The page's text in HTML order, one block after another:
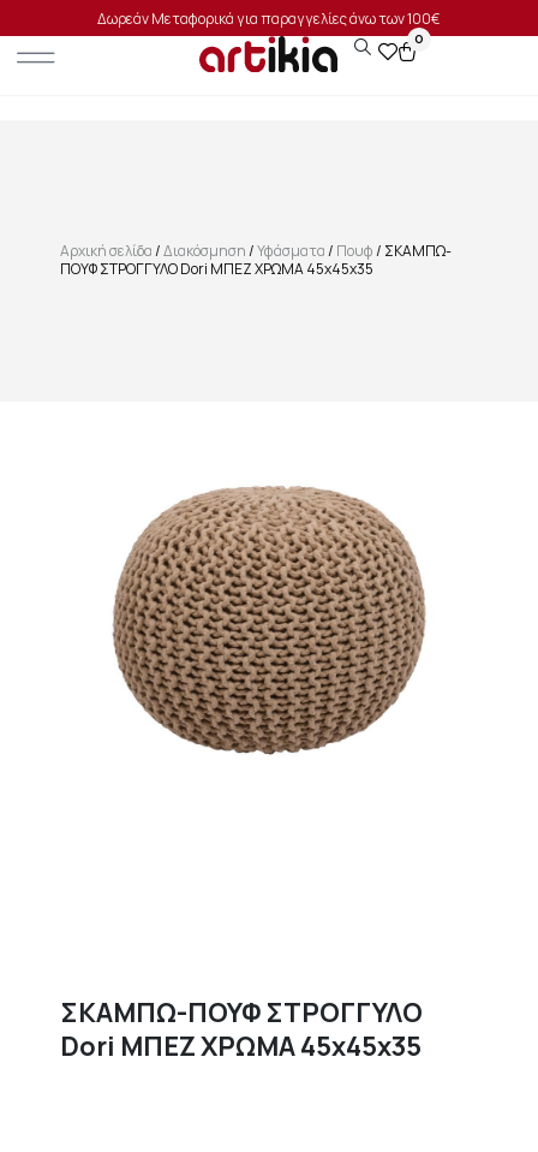
Δωρεάν Μεταφορικά για παραγγελίες άνω των 100€
0
Αρχική σελίδα/Διακόσμηση/Υφάσματα/ Πουφ/ ΣΚΑΜΠΩ-
ΠΟΥΦ ΣΤΡΟΓΓΥΛΟ Dori ΜΠΕΖ ΧΡΩΜΑ 45x45x35
ΣΚΑΜΠΩ-ΠΟΥΦ ΣΤΡΟΓΓΥΛΟ
Dori ΜΠΕΖ ΧΡΩΜΑ 45x45x35